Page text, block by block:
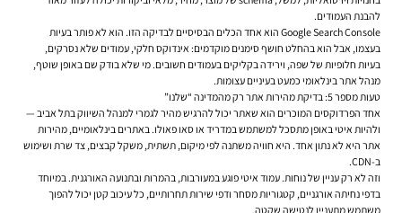
להבנת העמודים.
Google Search Console הוא אחד הכלים הבסיסיים לבדיקה הזו. הוא לא פותר בעיות
בעצמו, אבל הוא בהחלט חושף סימנים מוקדמים: אינדוקס חלקי, עמודים שלא נסרקים,
בעיות חלופיות של שפה, וירידה בקליקים בעמודים חשובים. מי שלא בודק שם באופן שוטף,
מנהל אתר בינלאומי כמעט בעיניים עצומות.
טעות מספר 5: בדיקת מהירות אתר רק מהמדינה “שלנו”
אחד הפרדוקסים המוכרים הוא שאתר יכול להרגיש מהיר לגמרי למנהל השיווק בתל אביב —
ולהיות איטי באופן מתסכל למשתמש במדריד או סאו פאולו. באתרים בינלאומיים, מהירות
אתר היא לא נתון אחד. היא חוויה משתנה לפי מיקום, תשתית, משקל קבצים, צד שרת ושימוש
ב-CDN.
וזה לא רק עניין של נוחות. עמוד איטי פוגע במעורבות, בהמרות ובתנועה האורגנית. במיוחד
בדפי נחיתה אורגניים, קטגוריות מסחר ודפי שירות תחרותיים, כל עיכוב קטן יכול להפוך
משתמש מתעניין לנטישה שקטה.